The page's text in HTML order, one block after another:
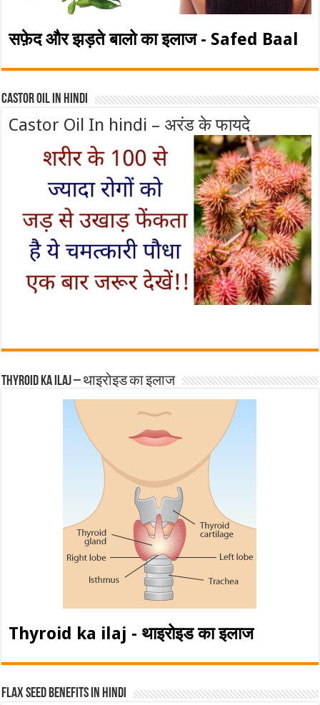
सफ़ेद और झड़ते बालो का इलाज - Safed Baal
Castor Oil In Hindi
Castor Oil In hindi – अरंड के फायदे
Thyroid ka ilaj – थाइरोइड का इलाज
Thyroid ka ilaj - थाइरोइड का इलाज
Flax Seed Benefits in hindi